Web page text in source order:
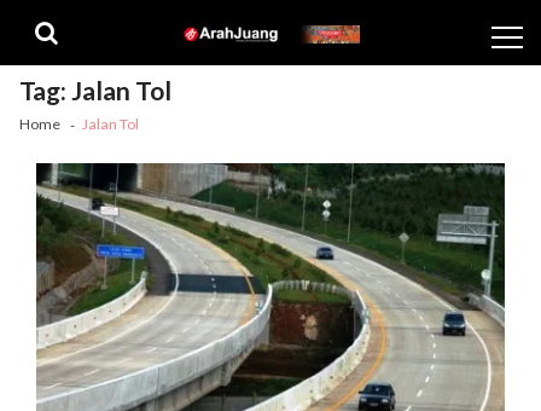
navigation
content
Tag:Jalan Tol
Home Jalan Tol